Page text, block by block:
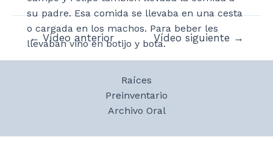
su padre. Esa comida se llevaba en una cesta
o cargada en los machos. Para beber les
llevaban vino en botijo y bota.
Navegación
← Vídeo anterior Vídeo siguiente →
Raíces
Preinventario
Archivo Oral